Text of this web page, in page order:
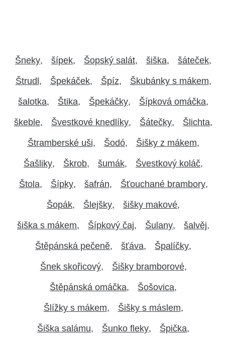
Šneky šípek Šopský salát šiška šáteček
Štrudl Špekáček Špíz Škubánky s mákem
šalotka Štika Špekáčky Šípková omáčka
škeble Švestkové knedlíky Šátečky Šlichta
Štramberské uši Šodó Šišky z mákem
Šašliky Škrob šumák Švestkový koláč
Štola Šípky šafrán Šťouchané brambory
Šopák Šlejšky šišky makové
šiška s mákem Šípkový čaj Šulany šalvěj
Štěpánská pečeně šťáva Špalíčky
Šnek skořicový Šišky bramborové
Štěpánská omáčka Šošovica
Šlížky s mákem Šišky s máslem
Šiška salámu Šunko fleky Špička